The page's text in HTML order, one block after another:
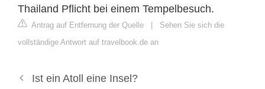
Thailand Pflicht bei einem Tempelbesuch.
Antrag auf Entfernung der Quelle | Sehen Sie sich die
vollständige Antwort auf travelbook.de an
Ist ein Atoll eine Insel?